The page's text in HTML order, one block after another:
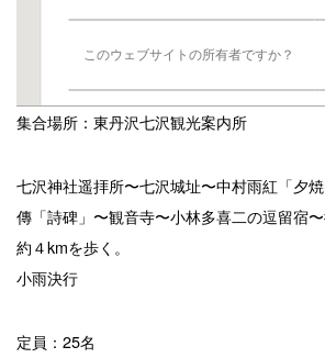
このウェブサイトの所有者ですか？
集合場所：東丹沢七沢観光案内所
七沢神社遥拝所〜七沢城址〜中村雨紅「夕
傳「詩碑」〜観音寺〜小林多喜二の逗留宿
約４kmを歩く。
小雨決行
定員：25名